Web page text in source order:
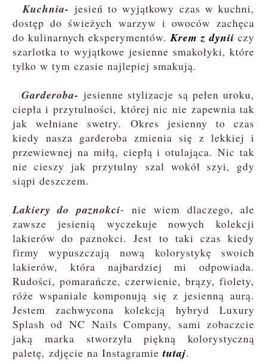
Kuchnia- jesień to wyjątkowy czas w kuchni,
dostęp do świeżych warzyw i owoców zachęca
do kulinarnych eksperymentów.Krem z dynii czy
szarlotka to wyjątkowe jesienne smakołyki, które
tylko w tym czasie najlepiej smakują.
Garderoba- jesienne stylizacje są pełen uroku,
ciepła i przytulności, której nic nie zapewnia tak
jak wełniane swetry. Okres jesienny to czas
kiedy nasza garderoba zmienia się z lekkiej i
przewiewnej na miłą, ciepłą i otulająca. Nic tak
nie cieszy jak przytulny szal wokół szyi, gdy
siąpi deszczem.
Lakiery do paznokci- nie wiem dlaczego, ale
zawsze jesienią wyczekuje nowych kolekcji
lakierów do paznokci. Jest to taki czas kiedy
firmy wypuszczają nową kolorystykę swoich
lakierów, która najbardziej mi odpowiada.
Rudości, pomarańcze, czerwienie, brązy, fiolety,
róże wspaniale komponują się z jesienną aurą.
Jestem zachwycona kolekcją hybryd Luxury
Splash od NC Nails Company, sami zobaczcie
jaką marka stworzyła piękną kolorystyczną
paletę, zdjęcie na Instagramietutaj.